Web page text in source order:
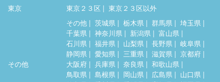
東京
東京２３区 東京２３区以外
その他
その他 茨城県 栃木県 群馬県
埼玉県
千葉県
神奈川県 新潟県
富山県
石川県
福井県 山梨県 長野県
岐阜県
静岡県
愛知県 三重県 滋賀県
京都府
大阪府
兵庫県 奈良県
和歌山県
鳥取県
島根県 岡山県 広島県
山口県